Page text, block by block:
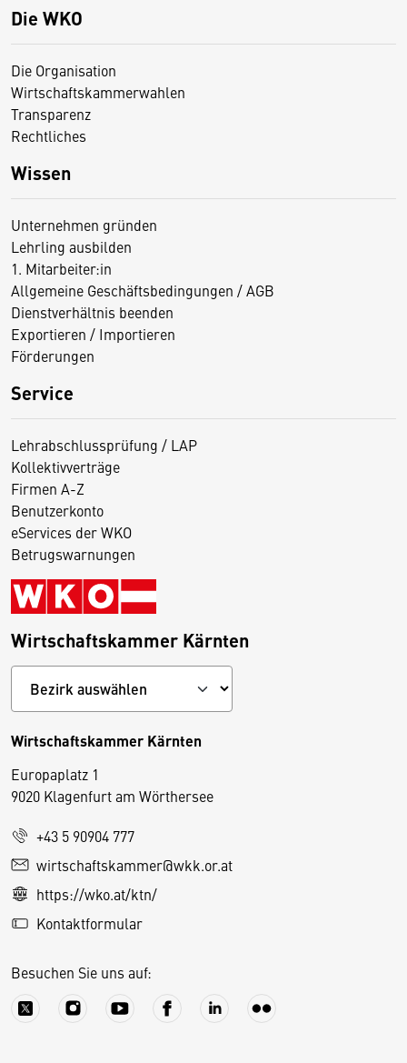
Die WKO
Die Organisation
Wirtschaftskammerwahlen
Transparenz
Rechtliches
Wissen
Unternehmen gründen
Lehrling ausbilden
1. Mitarbeiter:in
Allgemeine Geschäftsbedingungen / AGB
Dienstverhältnis beenden
Exportieren / Importieren
Förderungen
Service
Lehrabschlussprüfung / LAP
Kollektivverträge
Firmen A-Z
Benutzerkonto
eServices der WKO
Betrugswarnungen
Wirtschaftskammer Kärnten
Wirtschaftskammer Kärnten
Europaplatz 1
9020 Klagenfurt am Wörthersee
+43 5 90904 777
wirtschaftskammer@wkk.or.at
https://wko.at/ktn/
Kontaktformular
Besuchen Sie uns auf:
D
e
s
S
e